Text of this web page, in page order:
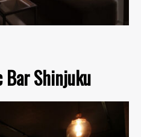
Bar Shinjuku